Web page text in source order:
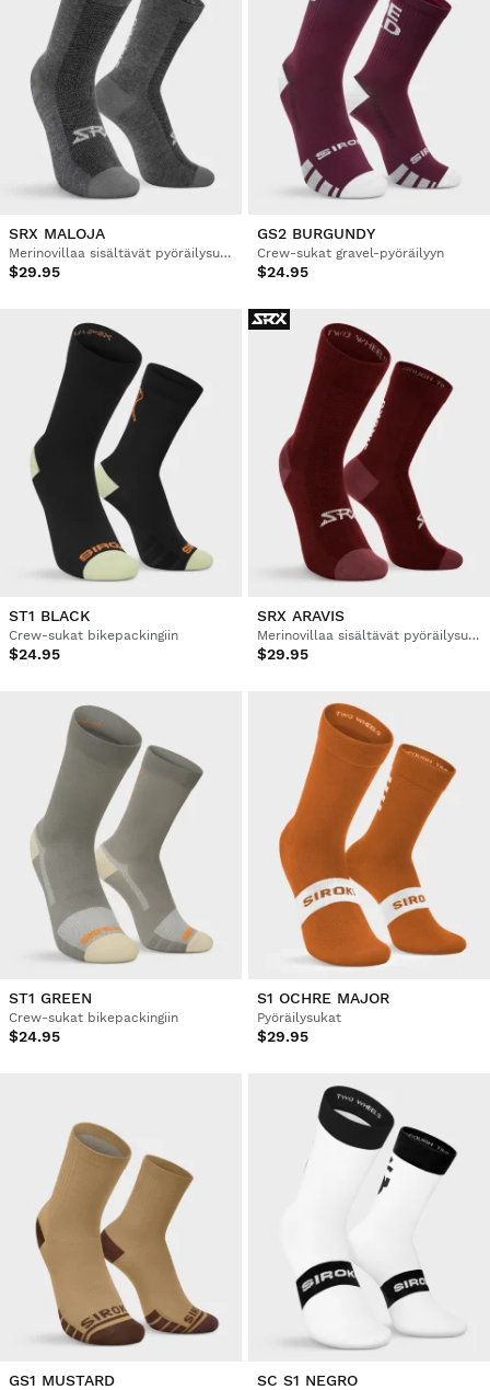
SRX MALOJA
Merinovillaa sisältävät pyöräilysukat
$29.95
GS2 BURGUNDY
Crew-sukat gravel-pyöräilyyn
$24.95
ST1 BLACK
Crew-sukat bikepackingiin
$24.95
SRX ARAVIS
Merinovillaa sisältävät pyöräilysukat
$29.95
ST1 GREEN
Crew-sukat bikepackingiin
$24.95
S1 OCHRE MAJOR
Pyöräilysukat
$29.95
GS1 MUSTARD SC S1 NEGRO